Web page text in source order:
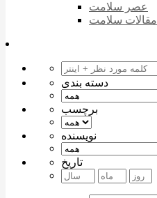
عصر سلامت
مقالات سلامت
دسته بندی
برچسب
نویسنده
تاریخ